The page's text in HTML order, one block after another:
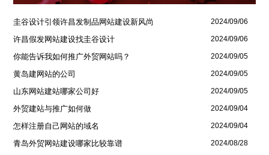
圭谷设计引领许昌发制品网站建设新风尚 2024/09/06
许昌假发网站建设找圭谷设计 2024/09/06
你能告诉我如何推广外贸网站吗？ 2024/09/05
黄岛建网站的公司 2024/09/05
山东网站建站哪家公司好 2024/09/05
外贸建站与推广如何做 2024/09/04
怎样注册自己网站的域名 2024/09/04
青岛外贸网站建设哪家比较靠谱 2024/08/28